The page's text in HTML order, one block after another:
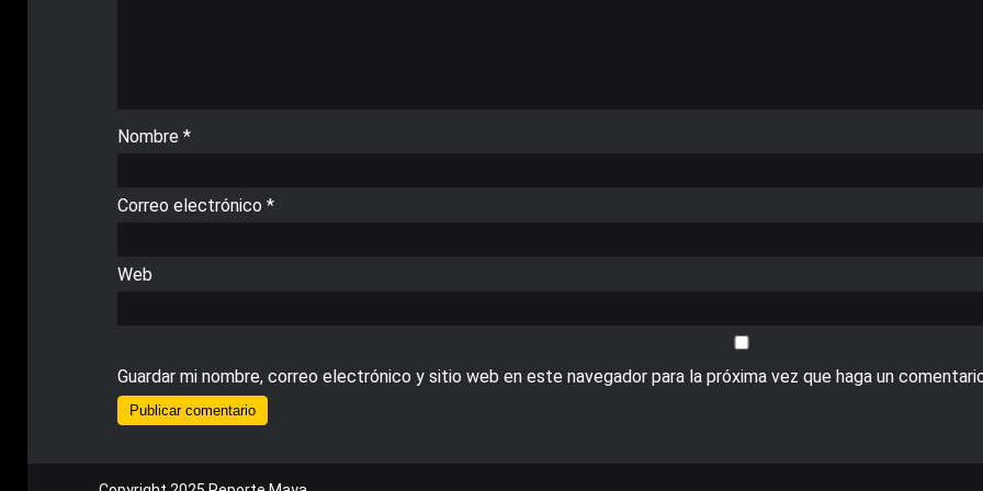
Nombre *
Correo electrónico *
Web
Guardar mi nombre, correo electrónico y sitio web en este navegador para la próxima vez que haga un